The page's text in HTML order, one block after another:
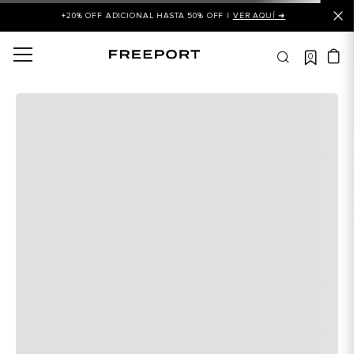
+20% OFF ADICIONAL HASTA 50% OFF | VER AQUÍ ➜
0